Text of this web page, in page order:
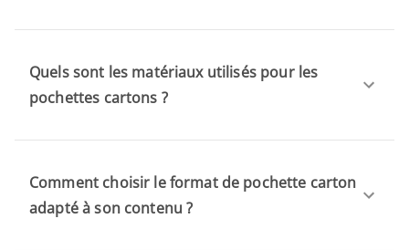
Quels sont les matériaux utilisés pour les
pochettes cartons ?
Comment choisir le format de pochette carton
adapté à son contenu ?